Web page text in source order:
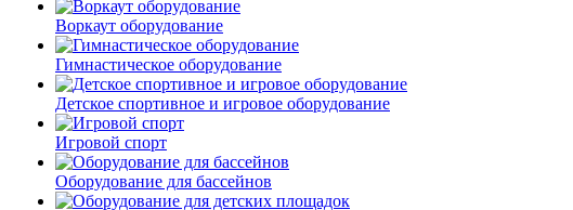
Воркаут оборудование
Гимнастическое оборудование
Детское спортивное и игровое оборудование
Игровой спорт
Оборудование для бассейнов